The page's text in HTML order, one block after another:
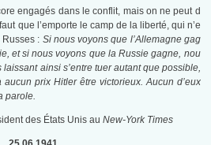
engagés dans le conflit, mais on ne peut d
que l’emporte le camp de la liberté, qui n’e
: Si nous voyons que l’Allemagne gag
et si nous voyons que la Russie gagne, nou
ainsi s’entre tuer autant que possible,
prix Hitler être victorieux. Aucun d’eux
parole.
des États Unis au New-York Times